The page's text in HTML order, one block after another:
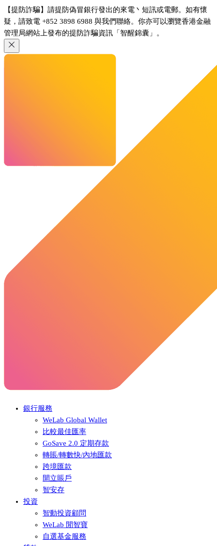
【提防詐騙】請提防偽冒銀行發出的來電丶短訊或電郵。如有懷
疑，請致電 +852 3898 6988 與我們聯絡。你亦可以瀏覽香港金融
管理局網站上發布的提防詐騙資訊「智醒錦囊」。
銀行服務
WeLab Global Wallet
比較最佳匯率
GoSave 2.0 定期存款
轉賬/轉數快/內地匯款
跨境匯款
開立賬戶
智安存
投資
智動投資顧問
WeLab 閒智寶
自選基金服務